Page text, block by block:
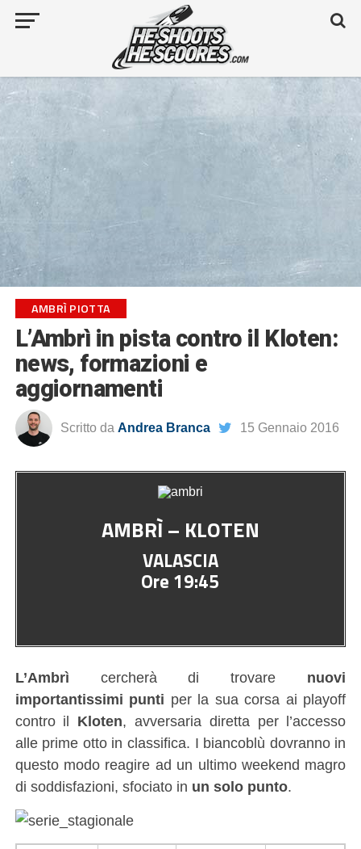
AMBRÌ PIOTTA
L’Ambrì in pista contro il Kloten:
news, formazioni e
aggiornamenti
Scritto da Andrea Branca 15 Gennaio 2016
AMBRÌ – KLOTEN
VALASCIA
Ore 19:45
L’Ambrì cercherà di trovare nuovi
importantissimi punti per la sua corsa ai playoff
contro il Kloten, avversaria diretta per l’accesso
alle prime otto in classifica. I biancoblù dovranno in
questo modo reagire ad un ultimo weekend magro
di soddisfazioni, sfociato in un solo punto.